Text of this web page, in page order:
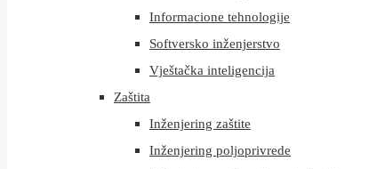
Informacione tehnologije
Softversko inženjerstvo
Vještačka inteligencija
Zaštita
Inženjering zaštite
Inženjering poljoprivrede